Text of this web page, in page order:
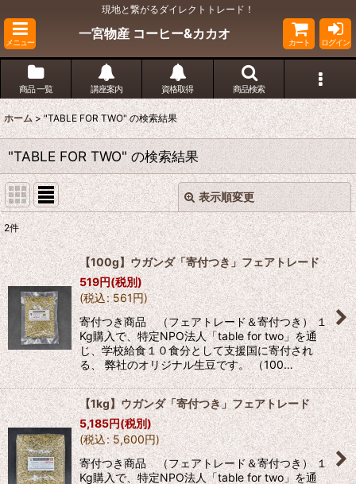
現地と繋がるダイレクトトレード！
メニュー
一宮物産 コーヒー&カカオ
カート ログイン
商品 一覧 講座案内 資格取得 商品検索
ホーム > "TABLE FOR TWO"の検索結果
"TABLE FOR TWO"の検索結果
表示順変更
商品検索 :
表示数:
並び順:
絞り込む
閉じる
2件
【100g】ウガンダ「寄付つき」フェアトレード
519円(税別)
(税込: 561円)
寄付つき商品 （フェアトレード＆寄付つき） １
Kg購入で、特定NPO法人「table for two」を通
じ、学校給食１０食分として支援国に寄付され
る、 弊社のオリジナル生豆です。 （100…
【1kg】ウガンダ「寄付つき」フェアトレード
5,185円(税別)
(税込: 5,600円)
寄付つき商品 （フェアトレード＆寄付つき） １
Kg購入で、特定NPO法人「table for two」を通